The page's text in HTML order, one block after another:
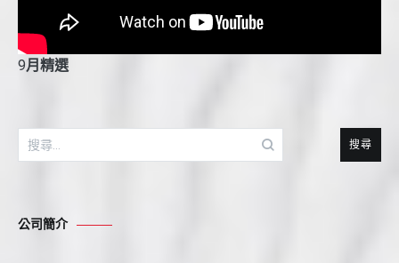
9月精選
搜
尋
字:
公司簡介